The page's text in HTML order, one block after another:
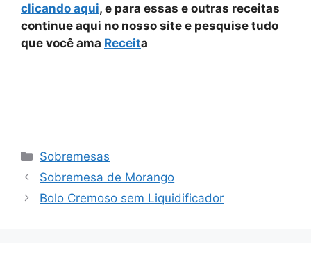
clicando aqui, e para essas e outras receitas
continue aqui no nosso site e pesquise tudo
que você ama Receita
Categorias
Sobremesas
Sobremesa de Morango
Bolo Cremoso sem Liquidificador